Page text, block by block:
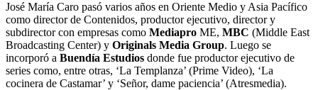
José María Caro pasó varios años en Oriente Medio y Asia Pacífico
como director de Contenidos, productor ejecutivo, director y
subdirector con empresas como Mediapro ME, MBC (Middle East
Broadcasting Center) y Originals Media Group. Luego se
incorporó a Buendía Estudios donde fue productor ejecutivo de
series como, entre otras, ‘La Templanza’ (Prime Video), ‘La
cocinera de Castamar’ y ‘Señor, dame paciencia’ (Atresmedia).